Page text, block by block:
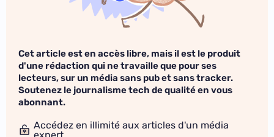
Cet article est en accès libre, mais il est le produit
d'une rédaction qui ne travaille que pour ses
lecteurs, sur un média sans pub et sans tracker.
Soutenez le journalisme tech de qualité en vous
abonnant.
Accédez en illimité aux articles d'un média